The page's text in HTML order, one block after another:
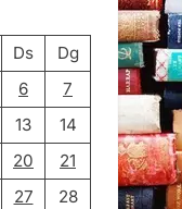
Ds
Dg
6
7
13
14
20
21
27
28